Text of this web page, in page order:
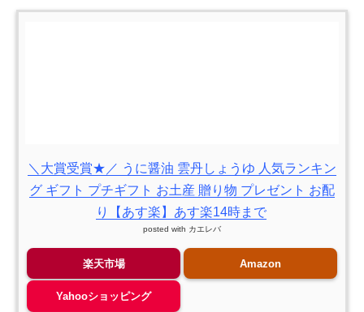
＼大賞受賞★／ うに醤油 雲丹しょうゆ 人気ランキン
グ ギフト プチギフト お土産 贈り物 プレゼント お配
り【あす楽】あす楽14時まで
posted with カエレバ
楽天市場 Amazon
Yahooショッピング